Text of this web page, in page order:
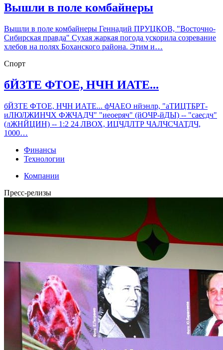
Вышли в поле комбайнеры
Вышли в поле комбайнеры Геннадий ПРУЦКОВ, "Восточно-
Сибирская правда" Сухая жаркая погода ускорила созревание
хлебов на полях Боханского района. Этим и…
Спорт
бЙЗТЕ ФТОЕ, НЧН ИАТЕ...
бЙЗТЕ ФТОЕ, НЧН ИАТЕ... фЧАЕО нйэнлр, "аТИЦТБРТ-
иЛЮЛЖИНЧХ ФЖЧАДЧ" "иеоеряч" (йОЧР-йДЫ) -- "саесдч"
(лЖНЙЦИН) -- 1:2 24 ЛВОХ, ИЦЧДЛТР ЧАЛЧСЧАТДЧ,
1000…
Финансы
Технологии
Компании
Пресс-релизы